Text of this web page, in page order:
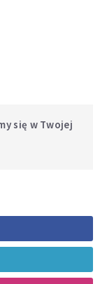
się w Twojej